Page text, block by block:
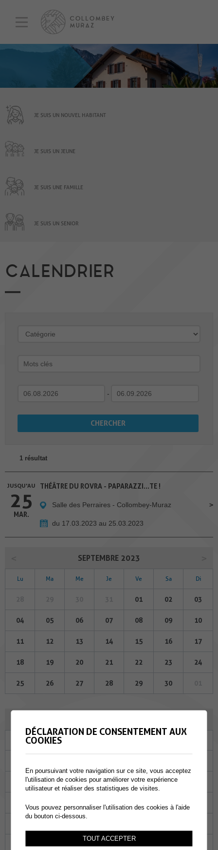
JE SUIS UN NOUVEL HABITANT
JE SUIS UN JEUNE
JE SUIS UNE FAMILLE
JE SUIS UN SENIOR
CALENDRIER
-
1 résultat
JUSQU'AU
25
MAR.
THÉÂTRE DU ROVRA - PAPARAZZI...TE !
Salle des Perraires - Collombey-Muraz
du 17.03.2023 au 25.03.2023
SEPTEMBRE 2023
Lu Ma Me Je Ve Sa Di
01 02 03
04 05 06 07 08 09 10
11 12 13 14 15 16 17
18 19 20 21 22 23 24
25 26 27 28 29 30
Ma
03 04 05 06 07
24 25 26 27 28
DÉCLARATION DE CONSENTEMENT AUX
COOKIES
En poursuivant votre navigation sur ce site, vous acceptez
l'utilisation de cookies pour améliorer votre expérience
utilisateur et réaliser des statistiques de visites.
Vous pouvez personnaliser l'utilisation des cookies à l'aide
du bouton ci-dessous.
TOUT ACCEPTER